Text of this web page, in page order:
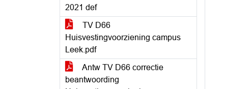
2021 def
TV D66
Huisvestingvoorziening campus
Leek.pdf
Antw TV D66 correctie
beantwoording